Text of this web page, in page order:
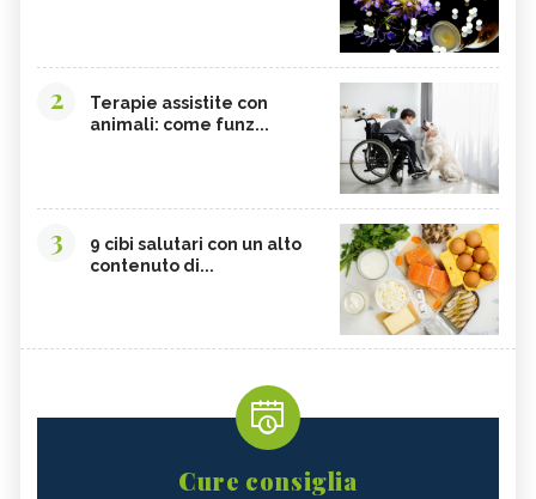
2
Terapie assistite con
animali: come funz...
3
9 cibi salutari con un alto
contenuto di...
Cure consiglia